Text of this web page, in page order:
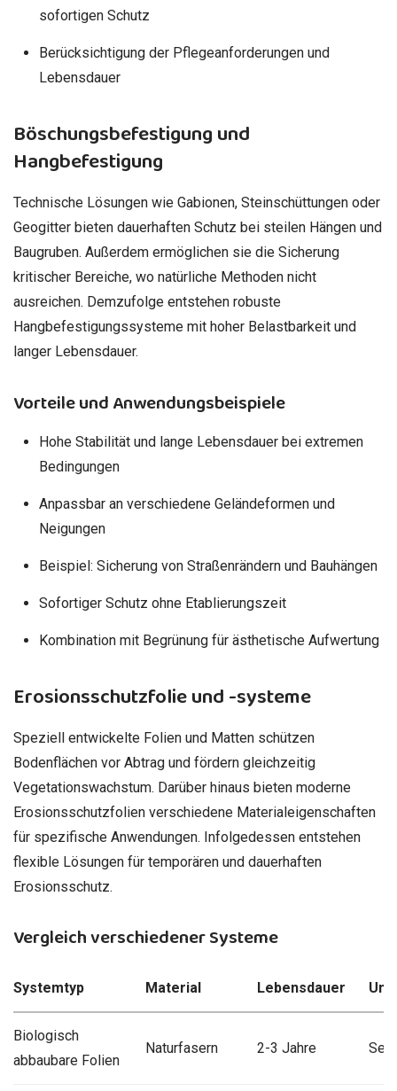
sofortigen Schutz
Berücksichtigung der Pflegeanforderungen und
Lebensdauer
Böschungsbefestigung und
Hangbefestigung
Technische Lösungen wie Gabionen, Steinschüttungen oder
Geogitter bieten dauerhaften Schutz bei steilen Hängen und
Baugruben. Außerdem ermöglichen sie die Sicherung
kritischer Bereiche, wo natürliche Methoden nicht
ausreichen. Demzufolge entstehen robuste
Hangbefestigungssysteme mit hoher Belastbarkeit und
langer Lebensdauer.
Vorteile und Anwendungsbeispiele
Hohe Stabilität und lange Lebensdauer bei extremen
Bedingungen
Anpassbar an verschiedene Geländeformen und
Neigungen
Beispiel: Sicherung von Straßenrändern und Bauhängen
Sofortiger Schutz ohne Etablierungszeit
Kombination mit Begrünung für ästhetische Aufwertung
Erosionsschutzfolie und -systeme
Speziell entwickelte Folien und Matten schützen
Bodenflächen vor Abtrag und fördern gleichzeitig
Vegetationswachstum. Darüber hinaus bieten moderne
Erosionsschutzfolien verschiedene Materialeigenschaften
für spezifische Anwendungen. Infolgedessen entstehen
flexible Lösungen für temporären und dauerhaften
Erosionsschutz.
Vergleich verschiedener Systeme
Systemtyp Material Lebensdauer
Biologisch
abbaubare Folien
Naturfasern 2-3 Jahre